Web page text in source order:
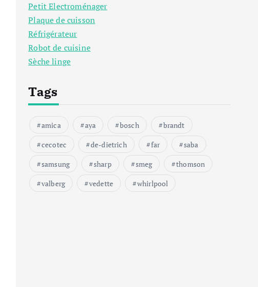
Petit Electroménager
Plaque de cuisson
Réfrigérateur
Robot de cuisine
Sèche linge
Tags
amica aya bosch
brandt
cecotec
de-dietrich far
saba
samsung
sharp smeg
thomson
valberg
vedette whirlpool